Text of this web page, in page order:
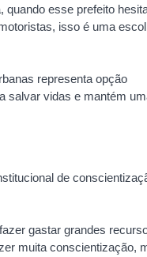
esse prefeito
isso é uma
representa opção
salvar vidas e mantém
de
gastar grandes
muita conscientização,